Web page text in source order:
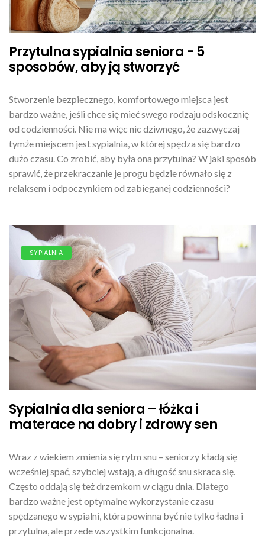
Przytulna sypialnia seniora - 5
sposobów, aby ją stworzyć
Stworzenie bezpiecznego, komfortowego miejsca jest
bardzo ważne, jeśli chce się mieć swego rodzaju odskocznię
od codzienności. Nie ma więc nic dziwnego, że zazwyczaj
tymże miejscem jest sypialnia, w której spędza się bardzo
dużo czasu. Co zrobić, aby była ona przytulna? W jaki sposób
sprawić, że przekraczanie je progu będzie równało się z
relaksem i odpoczynkiem od zabieganej codzienności?
SYPIALNIA
Sypialnia dla seniora – łóżka i
materace na dobry i zdrowy sen
Wraz z wiekiem zmienia się rytm snu – seniorzy kładą się
wcześniej spać, szybciej wstają, a długość snu skraca się.
Często oddają się też drzemkom w ciągu dnia. Dlatego
bardzo ważne jest optymalne wykorzystanie czasu
spędzanego w sypialni, która powinna być nie tylko ładna i
przytulna, ale przede wszystkim funkcjonalna.